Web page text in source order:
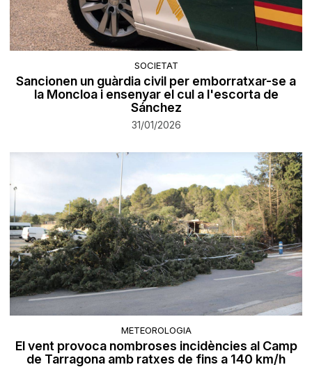
SOCIETAT
Sancionen un guàrdia civil per emborratxar-se a
la Moncloa i ensenyar el cul a l'escorta de
Sánchez
31/01/2026
METEOROLOGIA
El vent provoca nombroses incidències al Camp
de Tarragona amb ratxes de fins a 140 km/h